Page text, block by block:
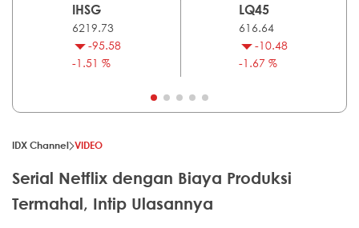
IHSG
6219.73
-95.58
-1.51 %
LQ45
616.64
-10.48
-1.67 %
IDX Channel VIDEO
Serial Netflix dengan Biaya Produksi
Termahal, Intip Ulasannya